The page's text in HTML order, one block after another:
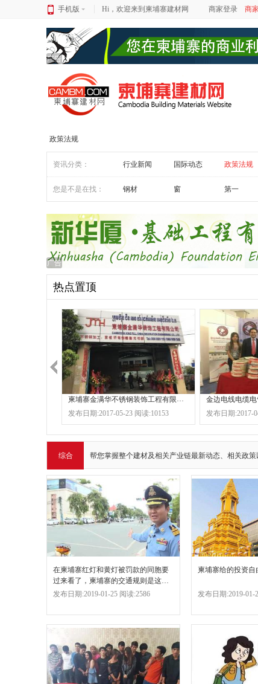
手机版 Hi，欢迎来到柬埔寨建材网 商家登录 商
广告
政策法规
资讯分类： 行业新闻 国际动态 政策法规
您是不是在找： 钢材 窗 第一
广告
热点置顶
发布日期:2017-05-23 阅读:10153
金边电线电缆
发布日期:2017-
综合 帮您掌握整个建材及相关产业链最新动态、相关政
在柬埔寨红灯和黄灯被罚款的同胞要
过来看了，柬埔寨的交通规则是这么
说的
发布日期:2019-01-25 阅读:2586
柬埔寨给的投资自
发布日期:2019-01-